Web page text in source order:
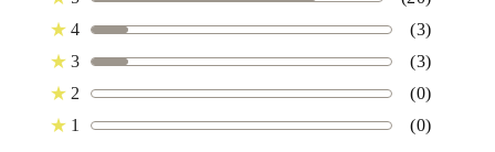
★ 4
(3)
★ 3
(3)
★ 2
(0)
★ 1 (0)